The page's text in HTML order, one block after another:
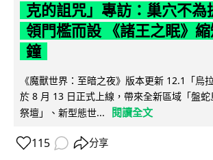
克的詛咒」專訪：巢穴不為
領門檻而設 《諸王之眠》
鐘
《魔獸世界：至暗之夜》版本更新 12.1「烏
於 8 月 13 日正式上線，帶來全新區域「盤
祭壇」、新型態世...
閱讀全文
115 分享